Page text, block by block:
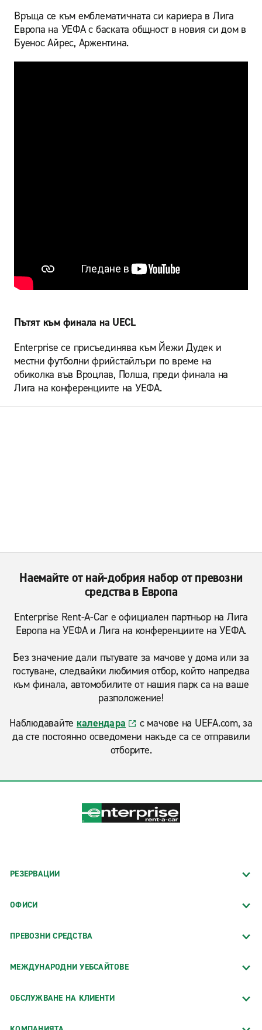
Връща се към емблематичната си кариера в Лига
Европа на УЕФА с баската общност в новия си дом в
Буенос Айрес, Аржентина.
Пътят към финала на UECL
Enterprise се присъединява към Йежи Дудек и
местни футболни фрийстайлъри по време на
обиколка във Вроцлав, Полша, преди финала на
Лига на конференциите на УЕФА.
Наемайте от най-добрия набор от превозни
средства в Европа
Enterprise Rent-A-Car е официален партньор на Лига
Европа на УЕФА и Лига на конференциите на УЕФА.
Без значение дали пътувате за мачове у дома или за
гостуване, следвайки любимия отбор, който напредва
към финала, автомобилите от нашия парк са на ваше
разположение!
Наблюдавайте календара
с мачове на UEFA.com, за
да сте постоянно осведомени накъде са се отправили
отборите.
РЕЗЕРВАЦИИ
ОФИСИ
ПРЕВОЗНИ СРЕДСТВА
МЕЖДУНАРОДНИ УЕБСАЙТОВЕ
ОБСЛУЖВАНЕ НА КЛИЕНТИ